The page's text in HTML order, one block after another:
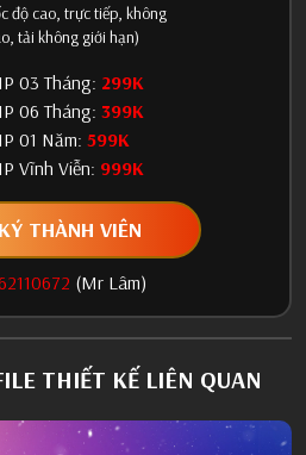
độ cao, trực tiếp, không
tải không giới hạn)
03 Tháng: 299K
06 Tháng: 399K
01 Năm: 599K
Vĩnh Viễn: 999K
THÀNH VIÊN
(Mr Lâm)
THIẾT KẾ LIÊN QUAN